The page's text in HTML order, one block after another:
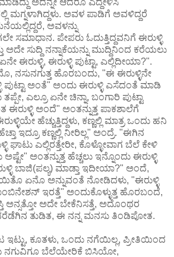
ಮಗ್ನಳಾಗಿದ್ದಳು. ಅವಳ ಪಾಡಿಗೆ ಅವಳಿದ್ದರೆ
ಅವಳನ್ನು
ಸಮಾಧಾನ. ಪೇಪರು ಓದುತ್ತಿದ್ದವನಿಗೆ ಈರುಳ್ಳಿ
ಅದೇ ಸುದ್ದಿ ನನ್ನಾಕೆಯನ್ನು ಮುದ್ದಿನಿಂದ ಕರೆಯಲು
ಈರುಳ್ಳಿ, ಈರುಳ್ಳಿ ಪುಟ್ಟಾ, ಎಲ್ಲಿದೀಯಾ?".
ನಸುನಗುತ್ತ ಹೊರಬಂದು, "ಈ ಈರುಳ್ಳಿನೇ
ಅಂತೆ" ಅಂದು ಈರುಳ್ಳಿ ಎಸೆದಂತೆ ಮಾಡಿ
ಎಲ್ರೂ ಏನೇ ಚಿನ್ನಾ, ಬಂಗಾರಿ ಪುಟ್ಟಾ
ಅಂದೆ" ಅಂತನ್ನುತ್ತ ಪಾಕಶಾಲೆಗೆ
ಹೆಚ್ಚುತ್ತಿದ್ದಳು, ಕಣ್ಣಲ್ಲಿ ಮಾತ್ರ ಒಂದು ಹನಿ
ಇದ್ರೂ ಕಣ್ಣಲ್ಲಿ ನೀರಿಲ್ಲ" ಅಂದ್ರೆ. "ಈಗಿನ
ಘಾಟು ಎಲ್ಲಿರತ್ತೇರೀ, ಕೊಳ್ಳೋವಾಗ ಬೆಲೆ ಕೇಳಿ
ಅಂತನ್ನುತ್ತ ಹೆಚ್ಚಲು ಇನ್ನೊಂದು ಈರುಳ್ಳಿ
ಬಾಜಿ(ಪಲ್ಯ) ಮಾಡ್ತಾ ಇದೀಯಾ?" ಅಂದೆ,
ಏನೊ ಅನ್ನುವಂತೆ ನೋಡಿದಳು, "ಈರುಳ್ಳಿ
ಇರತ್ತೆ" ಅಂದುಕೊಳ್ಳುತ್ತ ಹೊರಬಂದೆ,
ಅನ್ಸತ್ತೋ ಅದೇ ಬೇಕೆನಿಸತ್ತೆ, ಅದೊಂಥರ
ತುಡಿತ, ಈ ನನ್ನ ಮನಸು ತಿಂಡಿಪೋತ.
ಇಟ್ಟು, ಕೂತಳು, ಒಂದು ನಗೆಯಿಲ್ಲ, ಪ್ರೀತಿಯಿಂದ
ನಗುವಿಗೂ ಬೆಲೆಯೇರಿಕೆ ಬಿಸಿಯೋ,